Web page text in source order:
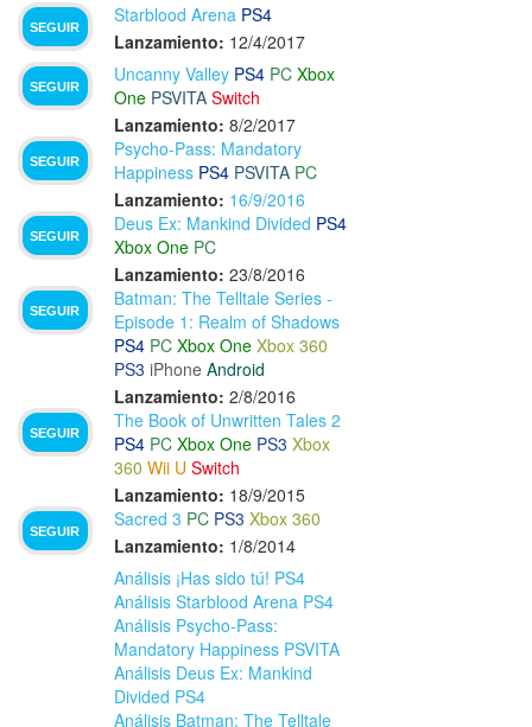
SEGUIR
Starblood Arena PS4
Lanzamiento: 12/4/2017
SEGUIR
Uncanny Valley PS4 PC Xbox
One PSVITA Switch
Lanzamiento: 8/2/2017
SEGUIR
Psycho-Pass: Mandatory
Happiness PS4 PSVITA PC
Lanzamiento: 16/9/2016
SEGUIR
Deus Ex: Mankind Divided PS4
Xbox One PC
Lanzamiento: 23/8/2016
SEGUIR
Batman: The Telltale Series -
Episode 1: Realm of Shadows
PS4 PC Xbox One Xbox 360
PS3 iPhone Android
Lanzamiento: 2/8/2016
SEGUIR
The Book of Unwritten Tales 2
PS4 PC Xbox One PS3 Xbox
360 Wii U Switch
Lanzamiento: 18/9/2015
SEGUIR
Sacred 3 PC PS3 Xbox 360
Lanzamiento: 1/8/2014
Análisis ¡Has sido tú! PS4
Análisis Starblood Arena PS4
Análisis Psycho-Pass:
Mandatory Happiness PSVITA
Análisis Deus Ex: Mankind
Divided PS4
Análisis Batman: The Telltale